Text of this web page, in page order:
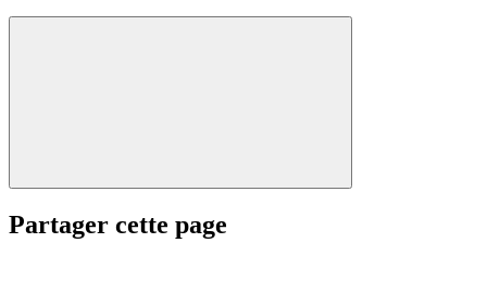
Partager cette page